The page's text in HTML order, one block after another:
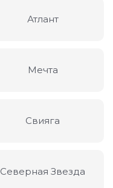
Атлант
Мечта
Свияга
Северная Звезда